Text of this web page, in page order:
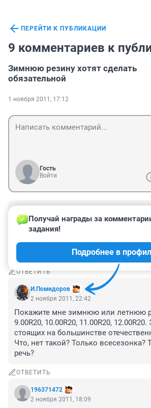
ПЕРЕЙТИ К ПУБЛИКАЦИИ
9 комментариев к
Зимнюю резину хотят сделать
обязательной
1 ноября 2011, 17:12
Гость
Войти
15 декабря 2011, 11:59
Работаю в магазине, продаю шины
автомобили. У грузовых шин нет
летние, они все всесезонные.
ОТВЕТИТЬ
И.Помидоров
Получай награды за
задания!
Подробнее в
2 ноября 2011, 22:42
Покажите мне зимнюю или летнюю
9.00R20, 10.00R20, 11.00R20,
стоящих на большинстве
Что, нет такой? Только
речь?
ОТВЕТИТЬ
196371472
2 ноября 2011, 18:09